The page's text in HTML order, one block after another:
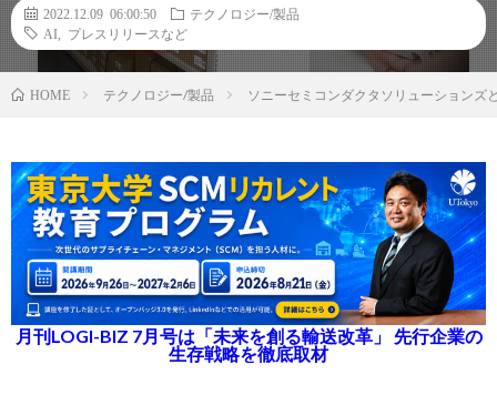
2022.12.09 06:00:50
テクノロジー/製品
AI
プレスリリースなど
HOME テクノロジー/製品 ソニーセミコンダクタソリューションズ
月刊LOGI-BIZ 7月号は「未来を創る輸送改革」 先行企業の
生存戦略を徹底取材